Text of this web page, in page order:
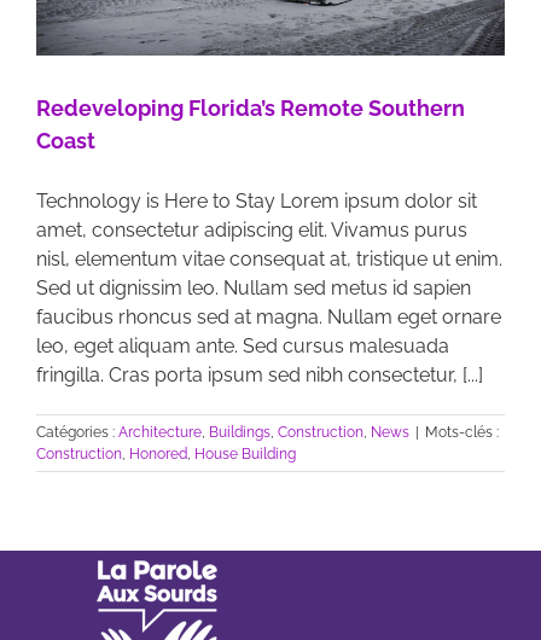
Redeveloping Florida’s Remote Southern
Coast
Technology is Here to Stay Lorem ipsum dolor sit
amet, consectetur adipiscing elit. Vivamus purus
nisl, elementum vitae consequat at, tristique ut enim.
Sed ut dignissim leo. Nullam sed metus id sapien
faucibus rhoncus sed at magna. Nullam eget ornare
leo, eget aliquam ante. Sed cursus malesuada
fringilla. Cras porta ipsum sed nibh consectetur, [...]
Catégories : Architecture, Buildings, Construction, News
Mots-clés :
Construction, Honored, House Building